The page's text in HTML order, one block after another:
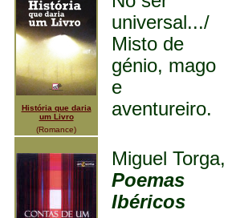
História que daria
um Livro
(Romance)
universal.../
Misto de
génio, mago
e
aventureiro.
Miguel Torga,
Poemas
Ibéricos